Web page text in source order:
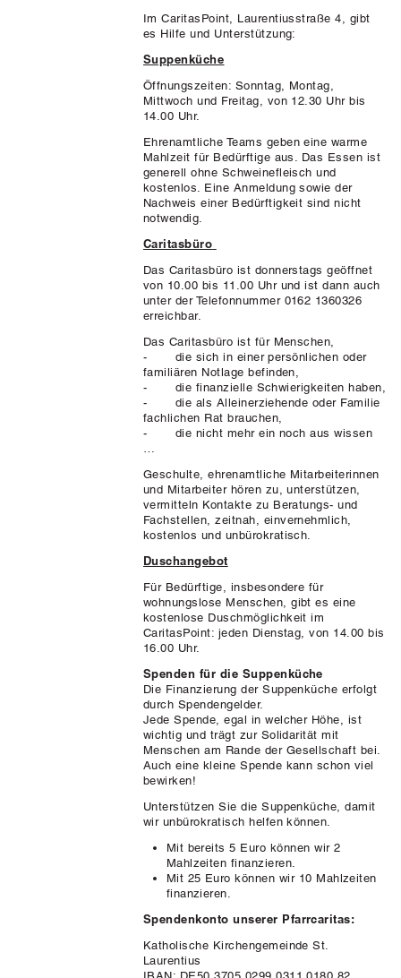
Im CaritasPoint, Laurentiusstraße 4, gibt
es Hilfe und Unterstützung:
Suppenküche
Öffnungszeiten: Sonntag, Montag,
Mittwoch und Freitag, von 12.30 Uhr bis
14.00 Uhr.
Ehrenamtliche Teams geben eine warme
Mahlzeit für Bedürftige aus. Das Essen ist
generell ohne Schweinefleisch und
kostenlos. Eine Anmeldung sowie der
Nachweis einer Bedürftigkeit sind nicht
notwendig.
Caritasbüro
Das Caritasbüro ist donnerstagsgeöffnet
von 10.00 bis 11.00 Uhr und ist dann auch
unter der Telefonnummer 0162 1360326
erreichbar.
Das Caritasbüro ist für Menschen
- die sich in einer persönlichen oder
familiären Notlage befinden,
- die finanzielle Schwierigkeiten haben,
- die als Alleinerziehende oder Familie
fachlichen Rat brauchen,
- die nicht mehr ein noch aus wissen
Geschulte, ehrenamtliche Mitarbeiterinnen
und Mitarbeiter hören zu, unterstützen,
vermitteln Kontakte zu Beratungs- und
Fachstellen,zeitnah , einvernehmlich,
kostenlos und unbürokratisch
Duschangebot
Für Bedürftige, insbesondere für
wohnungslose Menschen, gibt es eine
kostenlose Duschmöglichkeit im
CaritasPoint: jeden Dienstag, von 14.00 bis
16.00 Uhr.
Spenden für die Suppenküche
Die Finanzierung der Suppenküche erfolgt
durch Spendengelder.
Jede Spende, egal in welcher Höhe, ist
wichtig und trägt zur Solidarität mit
Menschen am Rande der Gesellschaft bei.
Auch eine kleine Spende kann schon viel
bewirken!
Unterstützen Sie die Suppenküche, damit
wir unbürokratisch helfen können.
Mit bereits 5 Euro können wir 2
Mahlzeiten finanzieren.
Mit 25 Euro können wir 10 Mahlzeiten
finanzieren.
Spendenkonto unserer Pfarrcaritas:
Katholische Kirchengemeinde St.
Laurentius